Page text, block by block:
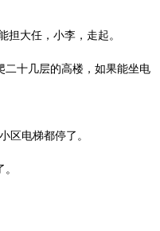
担大任，小李，走起。
二十几层的高楼，如果能坐电
区电梯都停了。